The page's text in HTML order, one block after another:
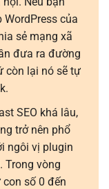
của
sẻ mạng xã
đưa ra đường
còn lại nó sẽ tự
SEO khá lâu,
trở nên phổ
ngôi vị plugin
Trong vòng
số 0 đến